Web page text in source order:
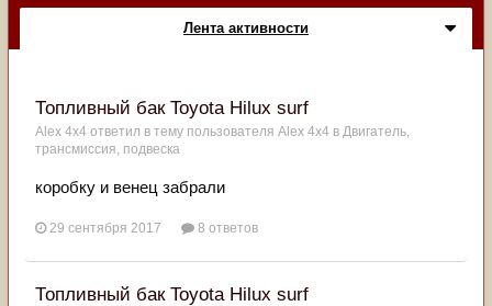
Лента активности
Топливный бак Toyota Hilux surf
Alex 4x4 ответил в тему пользователя Alex 4x4 в Двигатель,
трансмиссия, подвеска
коробку и венец забрали
29 сентября 2017 8 ответов
Топливный бак Toyota Hilux surf